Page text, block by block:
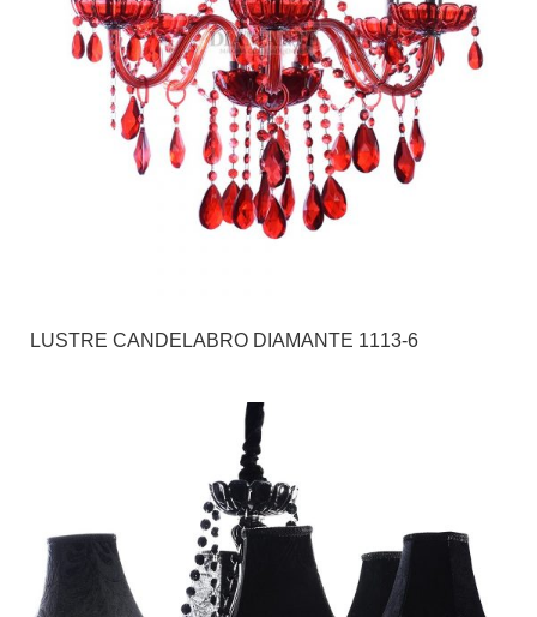
LUSTRE CANDELABRO DIAMANTE 1113-6